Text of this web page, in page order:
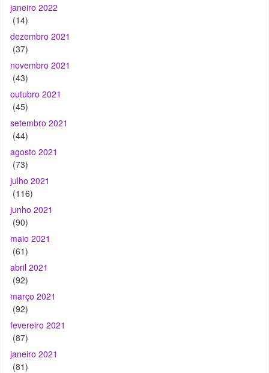
janeiro 2022
(14)
dezembro 2021
(37)
novembro 2021
(43)
outubro 2021
(45)
setembro 2021
(44)
agosto 2021
(73)
julho 2021
(116)
junho 2021
(90)
maio 2021
(61)
abril 2021
(92)
março 2021
(92)
fevereiro 2021
(87)
janeiro 2021
(81)